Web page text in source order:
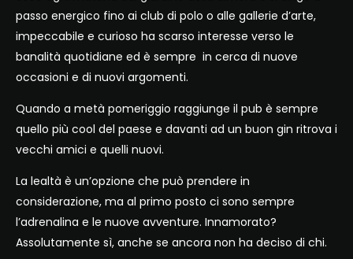
passo energico fino ai club di polo o alle gallerie d’arte,
impeccabile e curioso ha scarso interesse verso le
banalità quotidiane ed è sempre in cerca di nuove
occasioni e di nuovi argomenti.
Quando a metà pomeriggio raggiunge il pub è sempre
quello più cool del paese e davanti ad un buon gin ritrova i
vecchi amici e quelli nuovi.
La lealtà è un’opzione che può prendere in
considerazione, ma al primo posto ci sono sempre
l’adrenalina e le nuove avventure. Innamorato?
Assolutamente sì, anche se ancora non ha deciso di chi.